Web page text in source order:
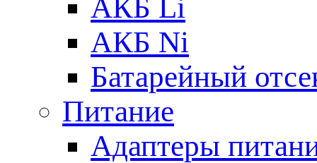
АКБ Li
АКБ Ni
Батарейный
Питание
Адаптеры